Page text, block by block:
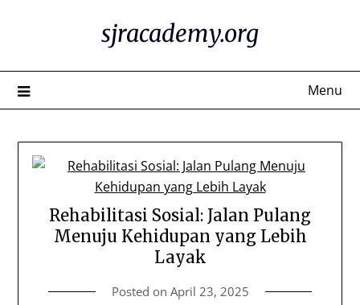
sjracademy.org
Menu
Rehabilitasi Sosial: Jalan Pulang
Menuju Kehidupan yang Lebih
Layak
Posted on April 23, 2025